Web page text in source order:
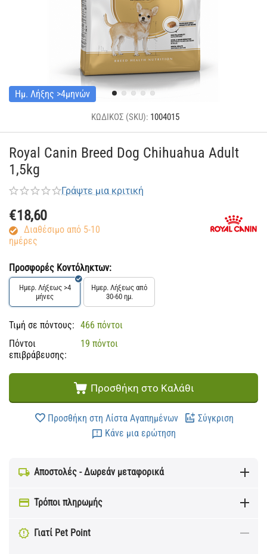
Ημ. Λήξης >4μηνών
ΚΩΔΙΚΟΣ (SKU): 1004015
Royal Canin Breed Dog Chihuahua Adult
1,5kg
Γράψτε μια κριτική
€18,60
Διαθέσιμο από 5-10
ημέρες
Προσφορές Κοντόληκτων:
Ημερ. Λήξεως >4
μήνες
Ημερ. Λήξεως από
30-60 ημ.
Τιμή σε πόντους: 466 πόντοι
Πόντοι
επιβράβευσης:
19 πόντοι
Προσθήκη στο Καλάθι
Προσθήκη στη Λίστα Αγαπημένων
Σύγκριση
Κάνε μια ερώτηση
Αποστολές - Δωρεάν μεταφορικά
Τρόποι πληρωμής
Γιατί Pet Point